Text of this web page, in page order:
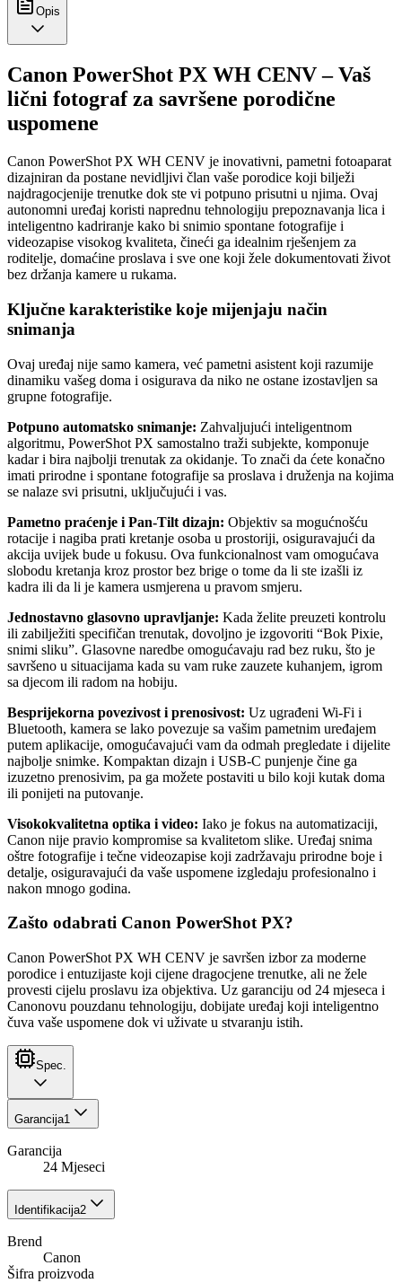
Opis
Canon PowerShot PX WH CENV – Vaš
lični fotograf za savršene porodične
uspomene
Canon PowerShot PX WH CENV je inovativni, pametni fotoaparat
dizajniran da postane nevidljivi član vaše porodice koji bilježi
najdragocjenije trenutke dok ste vi potpuno prisutni u njima. Ovaj
autonomni uređaj koristi naprednu tehnologiju prepoznavanja lica i
inteligentno kadriranje kako bi snimio spontane fotografije i
videozapise visokog kvaliteta, čineći ga idealnim rješenjem za
roditelje, domaćine proslava i sve one koji žele dokumentovati život
bez držanja kamere u rukama.
Ključne karakteristike koje mijenjaju način
snimanja
Ovaj uređaj nije samo kamera, već pametni asistent koji razumije
dinamiku vašeg doma i osigurava da niko ne ostane izostavljen sa
grupne fotografije.
Potpuno automatsko snimanje: Zahvaljujući inteligentnom
algoritmu, PowerShot PX samostalno traži subjekte, komponuje
kadar i bira najbolji trenutak za okidanje. To znači da ćete konačno
imati prirodne i spontane fotografije sa proslava i druženja na kojima
se nalaze svi prisutni, uključujući i vas.
Pametno praćenje i Pan-Tilt dizajn: Objektiv sa mogućnošću
rotacije i nagiba prati kretanje osoba u prostoriji, osiguravajući da
akcija uvijek bude u fokusu. Ova funkcionalnost vam omogućava
slobodu kretanja kroz prostor bez brige o tome da li ste izašli iz
kadra ili da li je kamera usmjerena u pravom smjeru.
Jednostavno glasovno upravljanje: Kada želite preuzeti kontrolu
ili zabilježiti specifičan trenutak, dovoljno je izgovoriti “Bok Pixie,
snimi sliku”. Glasovne naredbe omogućavaju rad bez ruku, što je
savršeno u situacijama kada su vam ruke zauzete kuhanjem, igrom
sa djecom ili radom na hobiju.
Besprijekorna povezivost i prenosivost: Uz ugrađeni Wi-Fi i
Bluetooth, kamera se lako povezuje sa vašim pametnim uređajem
putem aplikacije, omogućavajući vam da odmah pregledate i dijelite
najbolje snimke. Kompaktan dizajn i USB-C punjenje čine ga
izuzetno prenosivim, pa ga možete postaviti u bilo koji kutak doma
ili ponijeti na putovanje.
Visokokvalitetna optika i video: Iako je fokus na automatizaciji,
Canon nije pravio kompromise sa kvalitetom slike. Uređaj snima
oštre fotografije i tečne videozapise koji zadržavaju prirodne boje i
detalje, osiguravajući da vaše uspomene izgledaju profesionalno i
nakon mnogo godina.
Zašto odabrati Canon PowerShot PX?
Canon PowerShot PX WH CENV je savršen izbor za moderne
porodice i entuzijaste koji cijene dragocjene trenutke, ali ne žele
provesti cijelu proslavu iza objektiva. Uz garanciju od 24 mjeseca i
Canonovu pouzdanu tehnologiju, dobijate uređaj koji inteligentno
čuva vaše uspomene dok vi uživate u stvaranju istih.
Spec.
Garancija1
Garancija
24 Mjeseci
Identifikacija2
Brend
Canon
Šifra proizvoda